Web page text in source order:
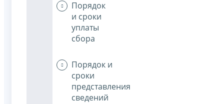
Порядок
и сроки
уплаты
сбора
Порядок и
сроки
представления
сведений